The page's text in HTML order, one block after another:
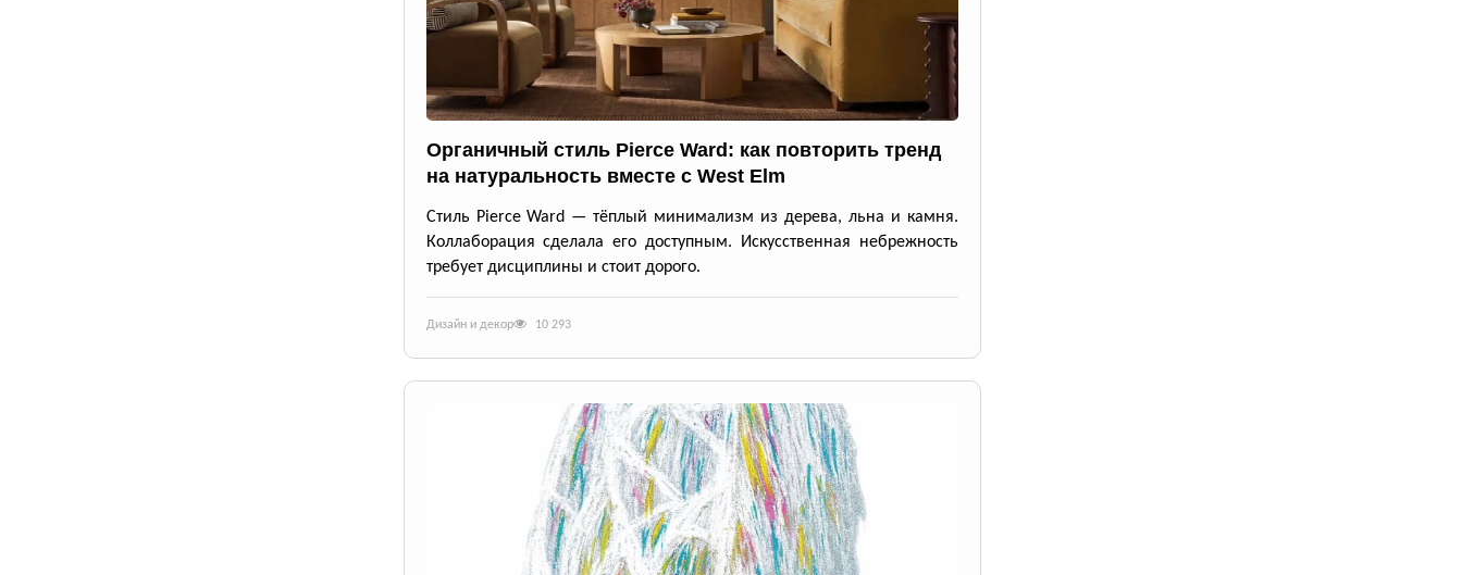
Органичный стиль Pierce Ward: как повторить тренд
на натуральность вместе с West Elm
Стиль Pierce Ward — тёплый минимализм из дерева, льна и камня.
Коллаборация сделала его доступным. Искусственная небрежность
требует дисциплины и стоит дорого.
Дизайн и декор 10 293